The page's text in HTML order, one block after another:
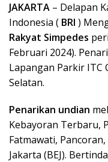
JAKARTA – Delapan
Indonesia ( BRI )
Rakyat Simpedes
Februari 2024).
Lapangan Parkir ITC
Selatan.
Penarikan undian
Kebayoran Terbaru,
Fatmawati,
Jakarta (BEJ).